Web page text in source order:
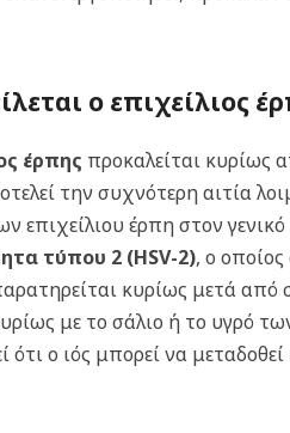
ο επιχείλιος
έρπης προκαλείται κυρίως
την συχνότερη αιτία
επιχείλιου έρπη στον
τύπου 2 (HSV-2), ο
κυρίως μετά από
με το σάλιο ή το υγρό
ότι ο ιός μπορεί να